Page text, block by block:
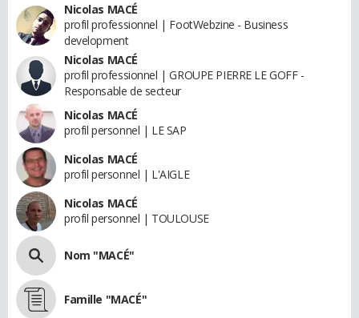
Nicolas MACÉ
profil professionnel | FootWebzine - Business
development
Nicolas MACÉ
profil professionnel | GROUPE PIERRE LE GOFF -
Responsable de secteur
Nicolas MACÉ
profil personnel | LE SAP
Nicolas MACÉ
profil personnel | L'AIGLE
Nicolas MACÉ
profil personnel | TOULOUSE
Nom "MACÉ"
Famille "MACÉ"